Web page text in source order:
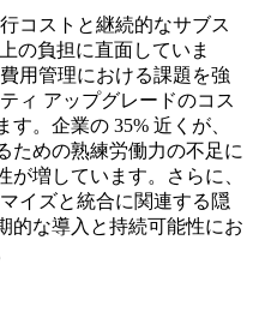
コストと継続的なサブス
の負担に直面していま
用管理における課題を強
ィ アップグレードのコス
。企業の 35% 近くが、
ための熟練労働力の不足に
増しています。さらに、
イズと統合に関連する隠
的な導入と持続可能性にお